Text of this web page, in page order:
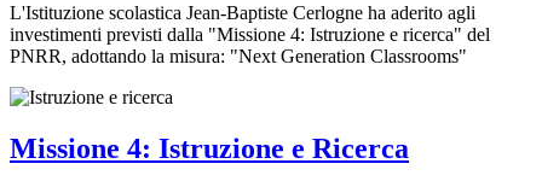
L'Istituzione scolastica Jean-Baptiste Cerlogne ha aderito agli
investimenti previsti dalla "Missione 4: Istruzione e ricerca" del
PNRR, adottando la misura: "Next Generation Classrooms"
Missione 4: Istruzione e Ricerca